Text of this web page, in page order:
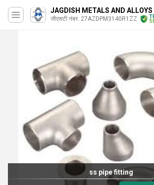
JAGDISH METALS AND ALLOYS
जीएसटी नंबर. 27AZDPM3140R1ZZ
MS